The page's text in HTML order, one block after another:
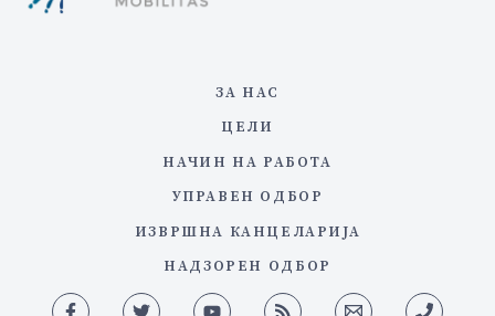
ЗА НАС
ЦЕЛИ
НАЧИН НА РАБОТА
УПРАВЕН ОДБОР
ИЗВРШНА КАНЦЕЛАРИЈА
НАДЗОРЕН ОДБОР